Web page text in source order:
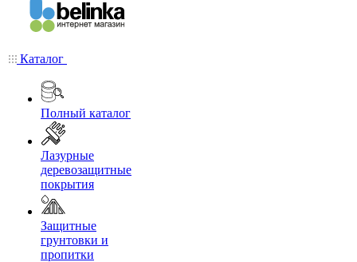
Каталог
Полный каталог
Лазурные
деревозащитные
покрытия
Защитные
грунтовки и
пропитки